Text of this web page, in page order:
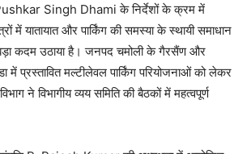
Singh Dhami के निर्देशों के क्रम में
में यातायात और पार्किंग की समस्या के स्थायी समाधान
कदम उठाया है। जनपद चमोली के गैरसैंण और
में प्रस्तावित मल्टीलेवल पार्किंग परियोजनाओं को लेकर
ने विभागीय व्यय समिति की बैठकों में महत्वपूर्ण